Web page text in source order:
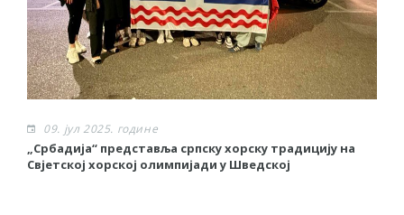
09. јул 2025. године
„Србадија“ представља српску хорску традицију на
Свјетској хорској олимпијади у Шведској